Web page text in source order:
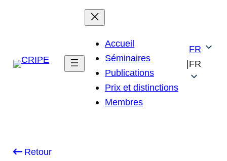
Accueil
Séminaires
Publications
Prix et distinctions
Membres
|
FR
FR
Retour